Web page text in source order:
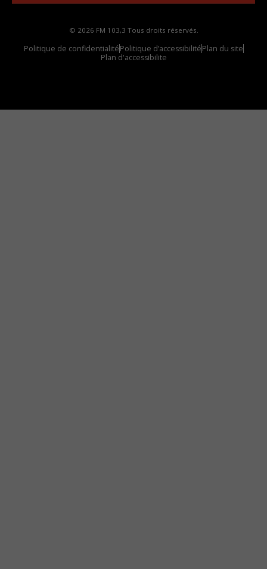
© 2026 FM 103,3 Tous droits réservés.
Politique de confidentialitéPolitique d’accessibilitéPlan du site
Plan d'accessibilite